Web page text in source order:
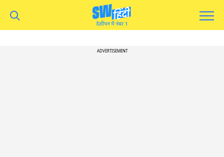
ADVERTISEMENT